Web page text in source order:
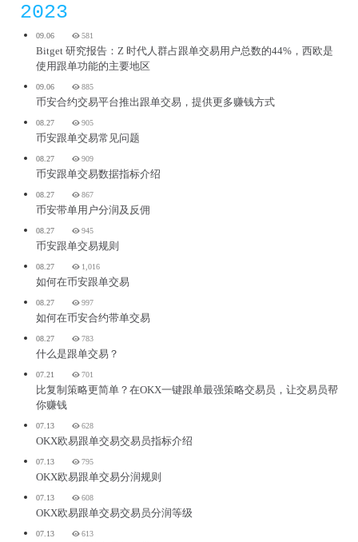
2023
09.06 581
Bitget 研究报告：Z 时代人群占跟单交易用户总数的44%，西欧是
使用跟单功能的主要地区
09.06 885
币安合约交易平台推出跟单交易，提供更多赚钱方式
08.27 905
币安跟单交易常见问题
08.27 909
币安跟单交易数据指标介绍
08.27 867
币安带单用户分润及反佣
08.27 945
币安跟单交易规则
08.27 1,016
如何在币安跟单交易
08.27 997
如何在币安合约带单交易
08.27 783
什么是跟单交易？
07.21 701
比复制策略更简单？在OKX一键跟单最强策略交易员，让交易员帮
你赚钱
07.13 628
OKX欧易跟单交易交易员指标介绍
07.13 795
OKX欧易跟单交易分润规则
07.13 608
OKX欧易跟单交易交易员分润等级
07.13 613